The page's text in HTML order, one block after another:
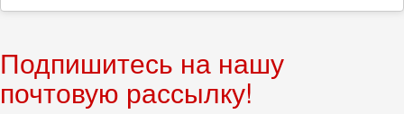
Подпишитесь на нашу
почтовую рассылку!